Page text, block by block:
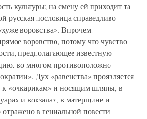
культуры; на смену ей приходит та
русская пословица справедливо
воровства». Впрочем,
воровство, потому что чувство
предполагающее известную
во многом противоположно
Дух «равенства» проявляется
к «очкарикам» и носящим шляпы, в
и вокзалах, в матерщине и
в гениальной повести